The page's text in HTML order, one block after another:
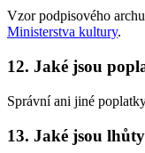
Vzor podpisového
Ministerstva kultury.
12. Jaké jsou
Správní ani jiné
13. Jaké jsou